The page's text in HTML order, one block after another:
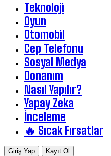
Teknoloji
Oyun
Otomobil
Cep Telefonu
Sosyal Medya
Donanım
Nasıl Yapılır?
Yapay Zeka
İnceleme
🔥 Sıcak Fırsatlar
Giriş Yap Kayıt Ol